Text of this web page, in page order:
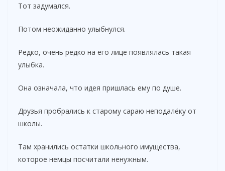
Тот задумался.
Потом неожиданно улыбнулся.
Редко, очень редко на его лице появлялась такая
улыбка.
Она означала, что идея пришлась ему по душе.
Друзья пробрались к старому сараю неподалёку от
школы.
Там хранились остатки школьного имущества,
которое немцы посчитали ненужным.